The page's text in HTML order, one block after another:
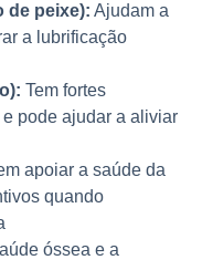
de peixe): Ajudam a
a lubrificação
Tem fortes
pode ajudar a aliviar
apoiar a saúde da
quando
óssea e a